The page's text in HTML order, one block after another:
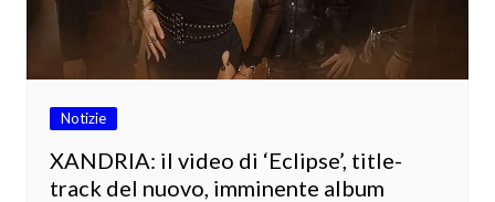
Notizie
XANDRIA: il video di ‘Eclipse’, title-
track del nuovo, imminente album